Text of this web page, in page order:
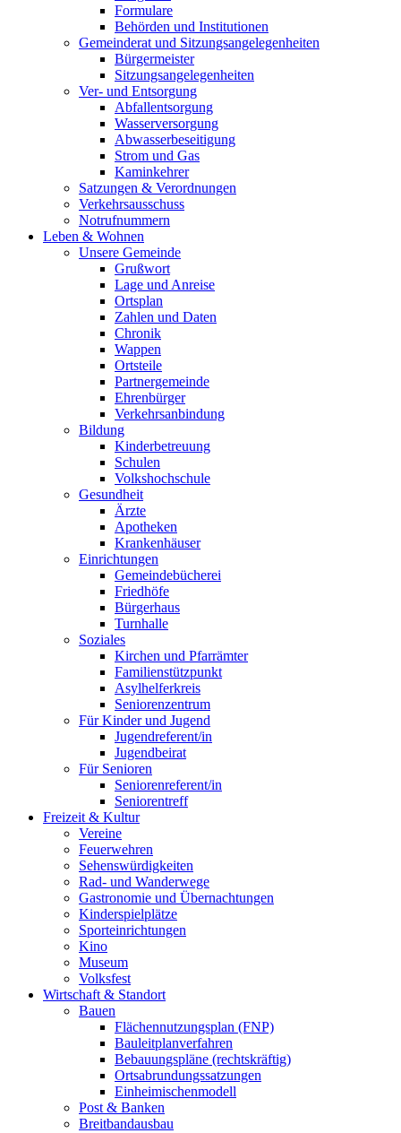
Formulare
Behörden und Institutionen
Gemeinderat und Sitzungsangelegenheiten
Bürgermeister
Sitzungsangelegenheiten
Ver- und Entsorgung
Abfallentsorgung
Wasserversorgung
Abwasserbeseitigung
Strom und Gas
Kaminkehrer
Satzungen & Verordnungen
Verkehrsausschuss
Notrufnummern
Leben & Wohnen
Unsere Gemeinde
Grußwort
Lage und Anreise
Ortsplan
Zahlen und Daten
Chronik
Wappen
Ortsteile
Partnergemeinde
Ehrenbürger
Verkehrsanbindung
Bildung
Kinderbetreuung
Schulen
Volkshochschule
Gesundheit
Ärzte
Apotheken
Krankenhäuser
Einrichtungen
Gemeindebücherei
Friedhöfe
Bürgerhaus
Turnhalle
Soziales
Kirchen und Pfarrämter
Familienstützpunkt
Asylhelferkreis
Seniorenzentrum
Für Kinder und Jugend
Jugendreferent/in
Jugendbeirat
Für Senioren
Seniorenreferent/in
Seniorentreff
Freizeit & Kultur
Vereine
Feuerwehren
Sehenswürdigkeiten
Rad- und Wanderwege
Gastronomie und Übernachtungen
Kinderspielplätze
Sporteinrichtungen
Kino
Museum
Volksfest
Wirtschaft & Standort
Bauen
Flächennutzungsplan (FNP)
Bauleitplanverfahren
Bebauungspläne (rechtskräftig)
Ortsabrundungssatzungen
Einheimischenmodell
Post & Banken
Breitbandausbau